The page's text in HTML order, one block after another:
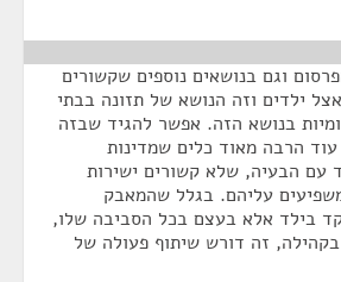
וגם בנושאים נוספים שקשורים
ילדים וזה הנושא של תזונה בבתי
בנושא הזה. אפשר להגיד שבזה
הרבה מאוד כלים שמדינות
עם הבעיה, שלא קשורים ישירות
עליהם. בגלל שהמאבק
בילד אלא בעצם בכל הסביבה שלו,
זה דורש שיתוף פעולה של